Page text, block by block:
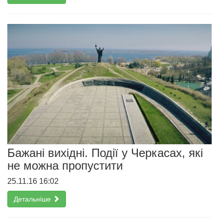
Бажані вихідні. Події у Черкасах, які
не можна пропустити
25.11.16 16:02
Детальніше